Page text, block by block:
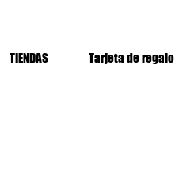
TIENDAS Tarjeta de regalo